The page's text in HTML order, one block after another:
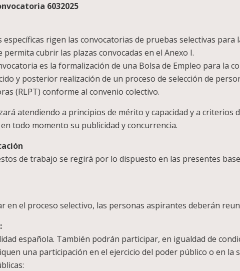
6032025
específicas rigen las convocatorias de pruebas selectivas
permita cubrir las plazas convocadas en el Anexo I.
es la formalización de una Bolsa de Empleo para la
y posterior realización de un proceso de selección de
(RLPT) conforme al convenio colectivo.
atendiendo a principios de mérito y capacidad y a
todo momento su publicidad y concurrencia.
de trabajo se regirá por lo dispuesto en las presentes
en el proceso selectivo, las personas aspirantes deberán
española. También podrán participar, en igualdad de
una participación en el ejercicio del poder público o en la